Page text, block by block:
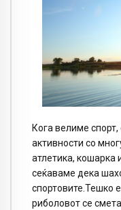
Кога велиме
активности со
атлетика, кошарка
сеќаваме дека
спортовите.Тешко
риболовот се